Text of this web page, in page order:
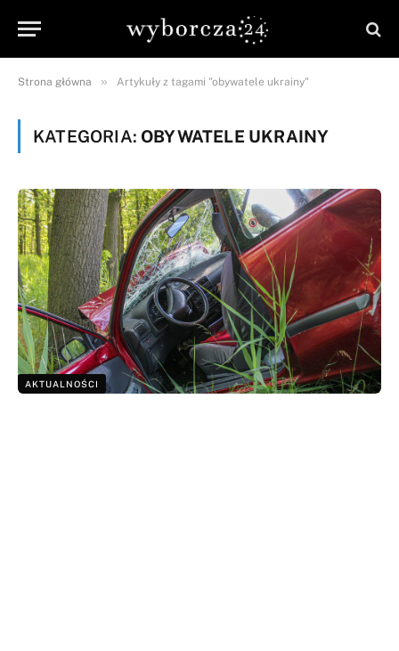
Strona główna » Artykuły z tagami "obywatele ukrainy"
KATEGORIA: OBYWATELE UKRAINY
AKTUALNOŚCI